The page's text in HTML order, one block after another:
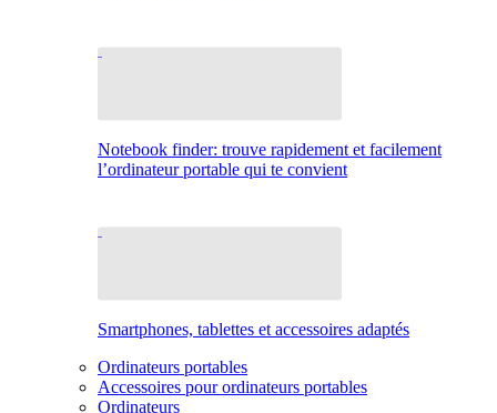
Notebook finder: trouve rapidement et facilement
l’ordinateur portable qui te convient
Smartphones, tablettes et accessoires adaptés
Ordinateurs portables
Accessoires pour ordinateurs portables
Ordinateurs